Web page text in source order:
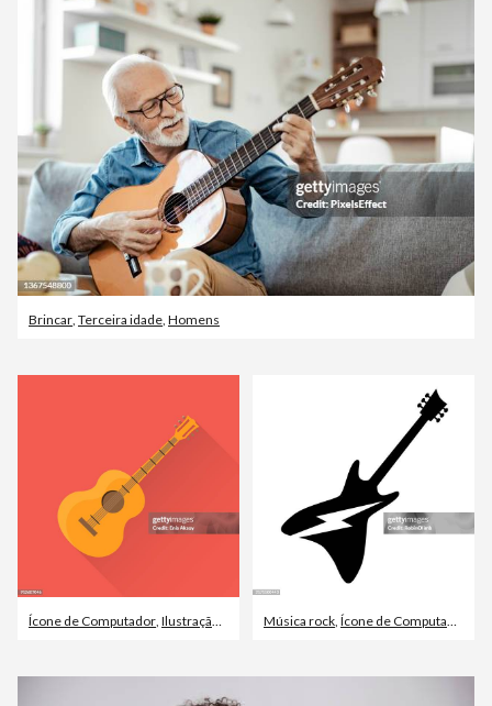
Brincar Terceira idade Homens
Ícone de Computador Ilustração e Pintura ,Poster
Música rock Ícone de Computador